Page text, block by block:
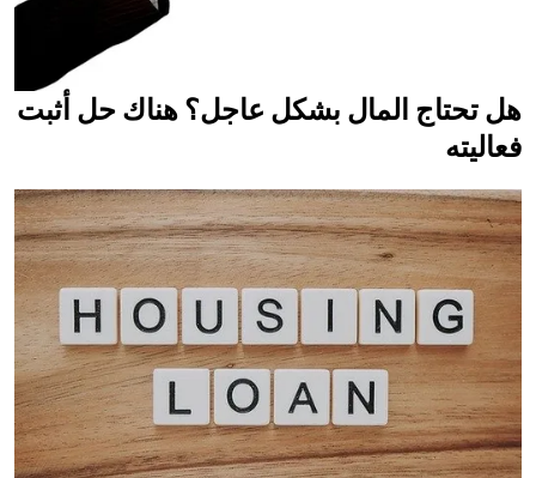
هل تحتاج المال بشكل عاجل؟ هناك حل أثبت
فعاليته